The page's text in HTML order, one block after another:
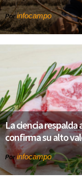
Porinfocampo
La ciencia respalda
confirma su alto
Por infocampo